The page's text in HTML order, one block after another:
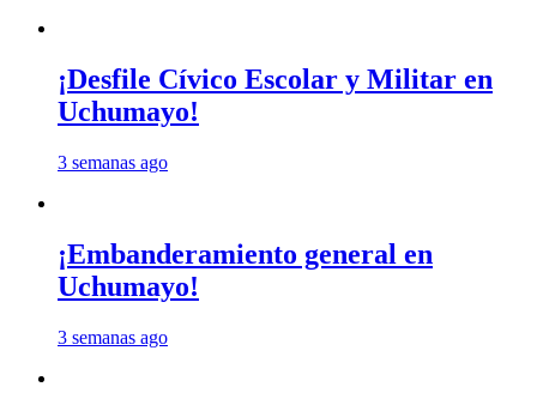
¡Desfile Cívico Escolar y Militar en
Uchumayo!
3 semanas ago
¡Embanderamiento general en
Uchumayo!
3 semanas ago